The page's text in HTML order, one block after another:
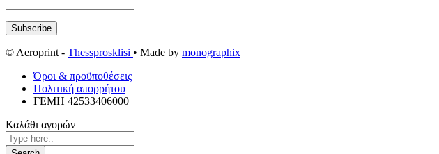
© Aeroprint - Thessprosklisi • Made by monographix
Όροι & προϋποθέσεις
Πολιτική απορρήτου
ΓΕΜΗ 42533406000
Καλάθι αγορών